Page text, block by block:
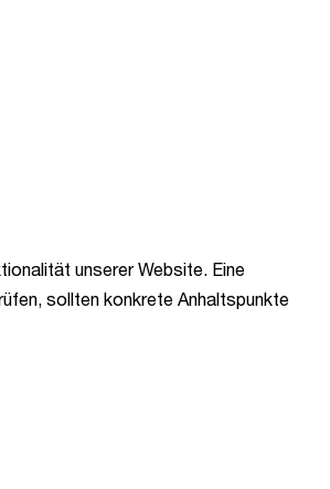
unserer Website. Eine
sollten konkrete Anhaltspunkte